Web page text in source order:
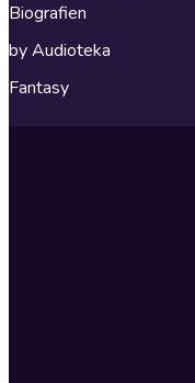
Biografien
by Audioteka
Fantasy